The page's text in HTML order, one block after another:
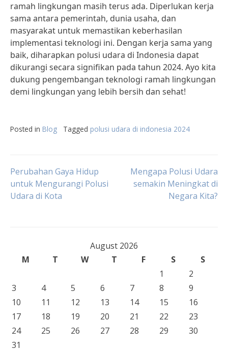
ramah lingkungan masih terus ada. Diperlukan kerja
sama antara pemerintah, dunia usaha, dan
masyarakat untuk memastikan keberhasilan
implementasi teknologi ini. Dengan kerja sama yang
baik, diharapkan polusi udara di Indonesia dapat
dikurangi secara signifikan pada tahun 2024. Ayo kita
dukung pengembangan teknologi ramah lingkungan
demi lingkungan yang lebih bersih dan sehat!
Posted in Blog Tagged polusi udara di indonesia 2024
Post
navigation
Perubahan Gaya Hidup
untuk Mengurangi Polusi
Udara di Kota
Mengapa Polusi Udara
semakin Meningkat di
Negara Kita?
August 2026
M
T W T F S
S
1
2
3
4 5 6 7 8
9
10
11 12 13 14 15
16
17
18 19 20 21 22
23
24
25 26 27 28 29
30
31